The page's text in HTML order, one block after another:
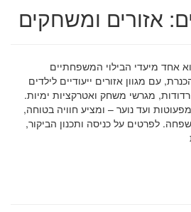
אזורים ומשחקים
אחד מיעדי הבילוי המשפחתיים
עם מגוון אזורים ייעודיים לילדים
מגרשי משחק ואטרקציות ימיות.
ועד נוער – ומציע חוויה בטוחה,
לפרטים על כניסה ותכנון הביקור,